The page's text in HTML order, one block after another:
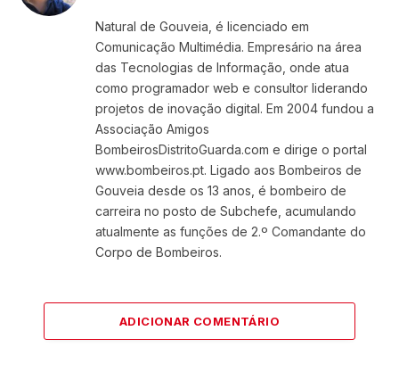
Natural de Gouveia, é licenciado em
Comunicação Multimédia. Empresário na área
das Tecnologias de Informação, onde atua
como programador web e consultor liderando
projetos de inovação digital. Em 2004 fundou a
Associação Amigos
BombeirosDistritoGuarda.com e dirige o portal
www.bombeiros.pt. Ligado aos Bombeiros de
Gouveia desde os 13 anos, é bombeiro de
carreira no posto de Subchefe, acumulando
atualmente as funções de 2.º Comandante do
Corpo de Bombeiros.
ADICIONAR COMENTÁRIO